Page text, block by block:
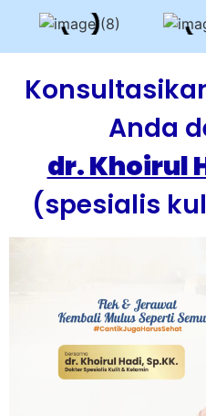
Anda
dr. Khoirul
(spesialis